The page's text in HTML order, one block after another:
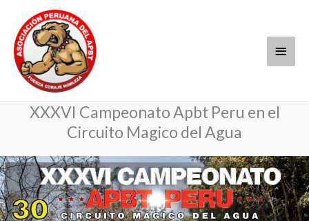
contenido
XXXVI Campeonato Apbt Peru en el
Circuito Magico del Agua